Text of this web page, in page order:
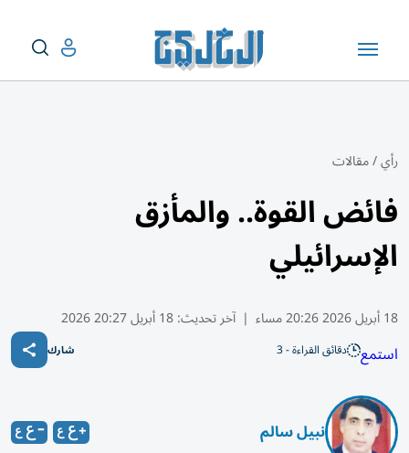
رأي/مقالات
فائض القوة.. والمأزق
الإسرائيلي
18 أبريل 2026 20:26 مساء | آخر تحديث:18 أبريل 20:27 2026
استمع دقائق القراءة - 3 شارك
نبيل سالم